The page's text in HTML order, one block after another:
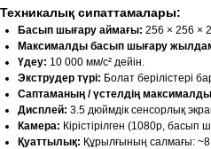
Техникалық сипаттамалары:
Басып шығару аймағы: 256 × 256 ×
Максималды басып шығару
Үдеу: 10 000 мм/с² дейін.
Экструдер түрі: Болат берілістері
Саптаманың / үстелдің
Дисплей: 3.5 дюймдік сенсорлық
Камера: Кірістірілген (1080p,
Қуаттылық: Құрылғының салмағы: